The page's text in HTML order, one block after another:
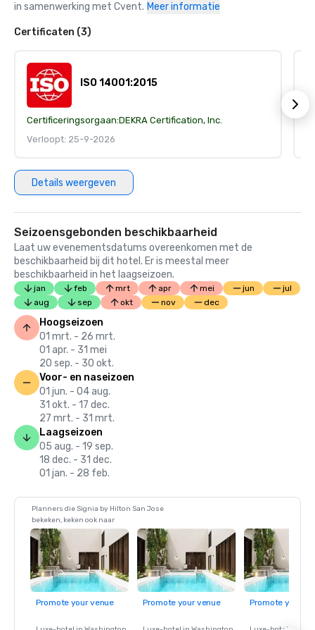
in samenwerking met Cvent. Meer informatie
Certificaten (3)
ISO 14001:2015
Certificeringsorgaan:DEKRA Certification, Inc.
Verloopt: 25-9-2026
Details weergeven
Seizoensgebonden beschikbaarheid
Laat uw evenementsdatums overeenkomen met de
beschikbaarheid bij dit hotel. Er is meestal meer
beschikbaarheid in het laagseizoen.
jan feb mrt apr mei jun
jul
aug
sep okt nov dec
Hoogseizoen
01 mrt. - 26 mrt.
01 apr. - 31 mei
20 sep. - 30 okt.
Voor- en naseizoen
01 jun. - 04 aug.
31 okt. - 17 dec.
27 mrt. - 31 mrt.
Laagseizoen
05 aug. - 19 sep.
18 dec. - 31 dec.
01 jan. - 28 feb.
Planners die Signia by Hilton San Jose
bekeken, keken ook naar
Promote your venue Promote your venue Promote your